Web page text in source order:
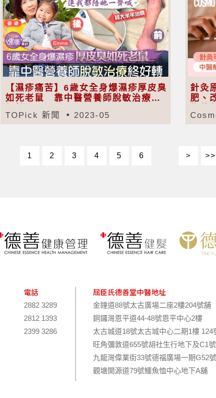
【濕疹痛苦】6歲女全身爆濕疹厚皮臭
如死老鼠 靠中醫營養師脫敏治療終
TOPick 新聞 2023-05
針灸
肥、
1 2 3 4 5 6 > >>
電話
2882 3289
2812 1393
2399 3286
屈臣氏德善堂中醫地址
金鐘道88號太古廣場二座2樓204號舖
銅鑼灣恩平道44-48號恩平中心2樓
太古城道18號太古城中心二期1樓 124
旺角彌敦道655號胡社生行地下及C1
九龍灣偉業街33號德福廣場一期G52
觀塘開源道79號鱷魚恤中心地下A舖